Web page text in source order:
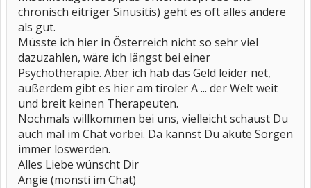
chronisch eitriger Sinusitis) geht es oft alles andere
als gut.
Müsste ich hier in Österreich nicht so sehr viel
dazuzahlen, wäre ich längst bei einer
Psychotherapie. Aber ich hab das Geld leider net,
außerdem gibt es hier am tiroler A ... der Welt weit
und breit keinen Therapeuten.
Nochmals willkommen bei uns, vielleicht schaust Du
auch mal im Chat vorbei. Da kannst Du akute Sorgen
immer loswerden.
Alles Liebe wünscht Dir
Angie (monsti im Chat)